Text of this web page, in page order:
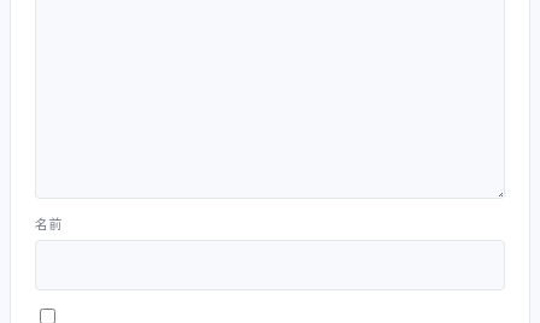
名前